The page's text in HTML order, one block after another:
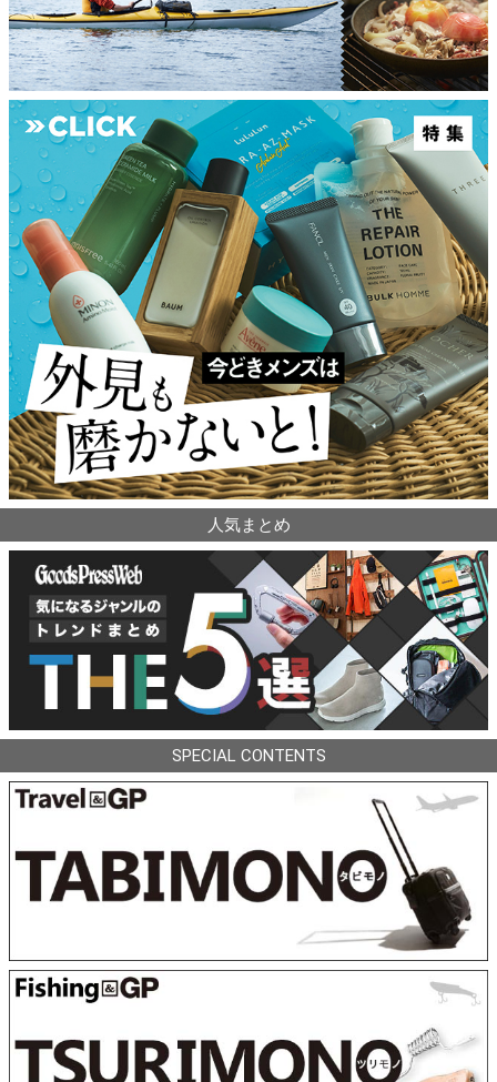
人気まとめ
SPECIAL CONTENTS